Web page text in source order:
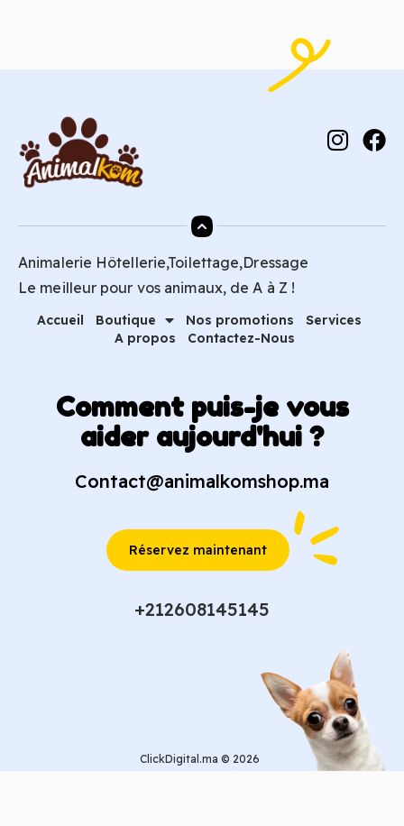
Animalerie Hôtellerie,Toilettage,Dressage
Le meilleur pour vos animaux, de A à Z !
Accueil Boutique Nos promotions
Services
A propos
Contactez-Nous
Comment puis-je vous
aider aujourd'hui ?
Contact@animalkomshop.ma
Réservez maintenant
+212608145145
ClickDigital.ma © 2026